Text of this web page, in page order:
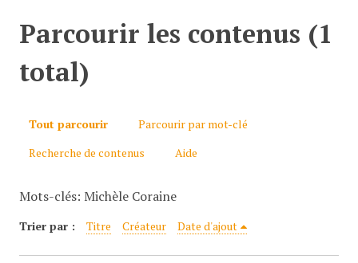
Parcourir les contenus (1
total)
Tout parcourir
Parcourir par mot-clé
Recherche de contenus
Aide
Mots-clés: Michèle Coraine
Trier par : Titre Créateur Date d'ajout